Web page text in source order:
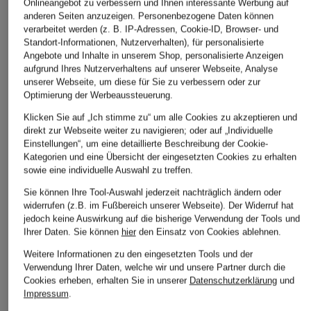
Weltmeisterschaft
2026
ab 79,99 €
Bestpreis:150 €
Ursprünglich: 219,99 €
Weitere Kategorien
adidas Adiletten
adidas Argentinien
Trikots WM 2026
adidas Badehosen
adidas Pink
adidas Retro Sneaker
adidas Rot
Onlineangebot zu verbessern und Ihnen interessante Werbung auf
anderen Seiten anzuzeigen. Personenbezogene Daten können
verarbeitet werden (z. B. IP-Adressen, Cookie-ID, Browser- und
Standort-Informationen, Nutzerverhalten), für personalisierte
Angebote und Inhalte in unserem Shop, personalisierte Anzeigen
aufgrund Ihres Nutzerverhaltens auf unserer Webseite, Analyse
unserer Webseite, um diese für Sie zu verbessern oder zur
Optimierung der Werbeaussteuerung.
Klicken Sie auf „Ich stimme zu“ um alle Cookies zu akzeptieren und
direkt zur Webseite weiter zu navigieren; oder auf „Individuelle
Einstellungen“, um eine detaillierte Beschreibung der Cookie-
Kategorien und eine Übersicht der eingesetzten Cookies zu erhalten
sowie eine individuelle Auswahl zu treffen.
Sie können Ihre Tool-Auswahl jederzeit nachträglich ändern oder
widerrufen (z.B. im Fußbereich unserer Webseite). Der Widerruf hat
jedoch keine Auswirkung auf die bisherige Verwendung der Tools und
Ihrer Daten. Sie können hierden Einsatz von Cookies ablehnen.
Weitere Informationen zu den eingesetzten Tools und der
Verwendung Ihrer Daten, welche wir und unsere Partner durch die
Cookies erheben, erhalten Sie in unserer Datenschutzerklärungund
Impressum.